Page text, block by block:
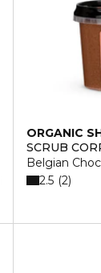
ORGANIC
SCRUB
Belgian
2.5 2